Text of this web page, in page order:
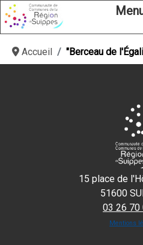
Accueil "Berceau de
15 place de
51600
03 26 70
Mentions